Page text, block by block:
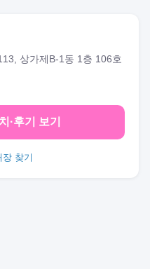
상가제B-1동 1층 106호
·후기 보기
찾기